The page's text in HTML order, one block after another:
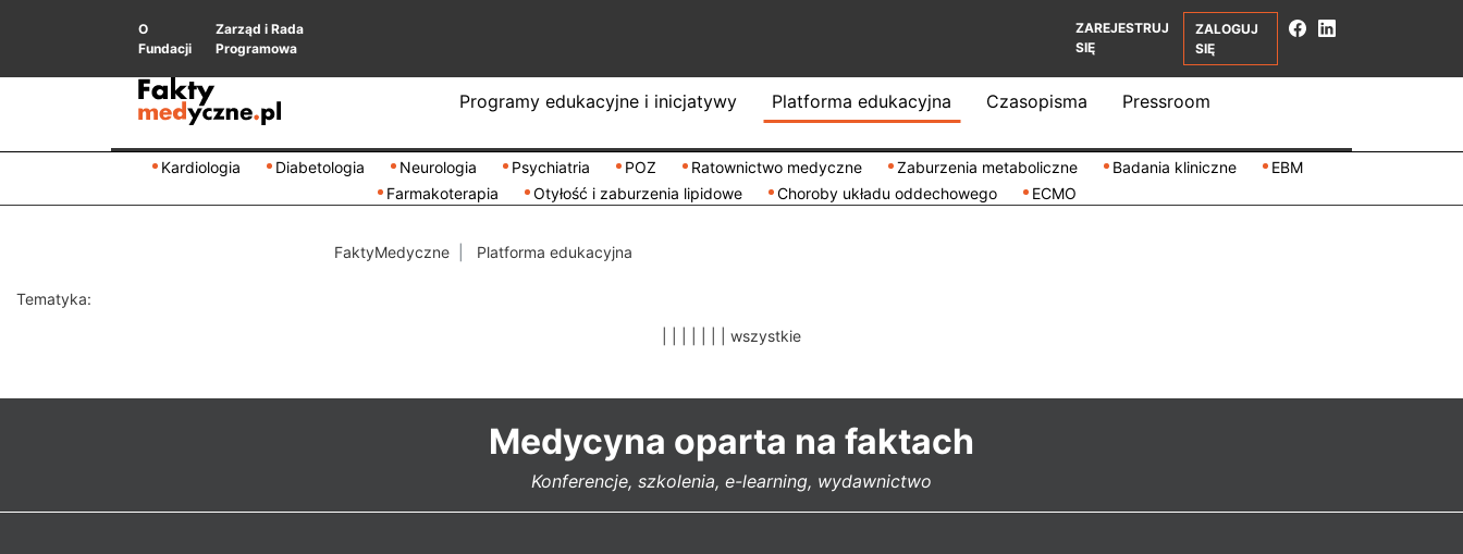
O
Fundacji
Zarząd i Rada
Programowa
ZAREJESTRUJ
SIĘ
ZALOGUJ
SIĘ
Programy edukacyjne i inicjatywy Platforma edukacyjna Czasopisma Pressroom
Kardiologia Diabetologia Neurologia Psychiatria POZ Ratownictwo medyczne Zaburzenia metaboliczne Badania kliniczne
EBM
Farmakoterapia
Otyłość i zaburzenia lipidowe Choroby układu oddechowego ECMO
FaktyMedyczne Platforma edukacyjna
Tematyka:
wszystkie
Medycyna oparta na faktach
Konferencje, szkolenia, e-learning, wydawnictwo